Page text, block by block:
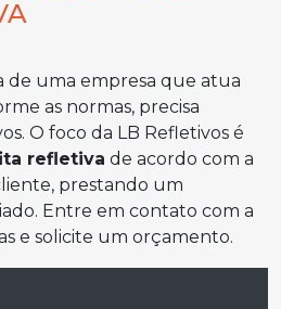
de uma empresa que atua
as normas, precisa
O foco da LB Refletivos é
refletiva de acordo com a
prestando um
Entre em contato com a
e solicite um orçamento.